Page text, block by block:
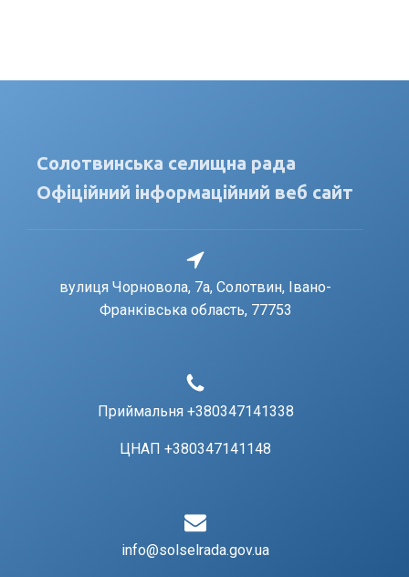
Солотвинська селищна рада
Офіційний інформаційний веб сайт
вулиця Чорновола, 7a, Солотвин, Івано-
Франківська область, 77753
Приймальня +380347141338
ЦНАП +380347141148
info@solselrada.gov.ua